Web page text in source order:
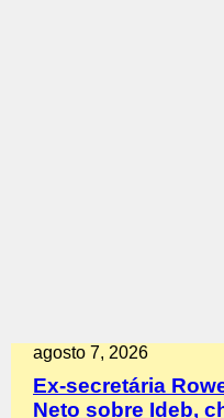
agosto 7, 2026
Ex-secretária
Neto sobre Ideb,